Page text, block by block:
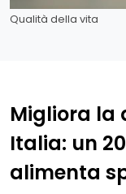
Qualità della vita
Migliora la
Italia: un
alimenta